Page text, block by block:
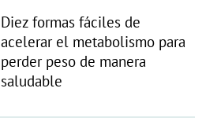
Diez formas fáciles de
acelerar el metabolismo para
perder peso de manera
saludable